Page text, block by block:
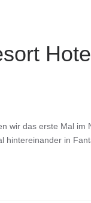
wir das erste Mal
hintereinander in